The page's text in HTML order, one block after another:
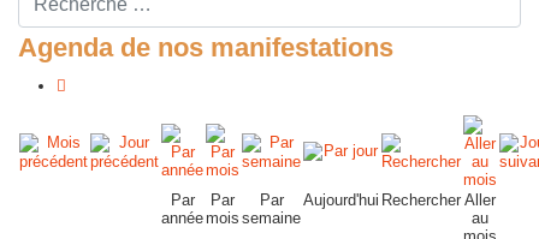
Agenda de nos manifestations
Par
année
Par
mois
Par
semaine
Aujourd'hui Rechercher Aller
au